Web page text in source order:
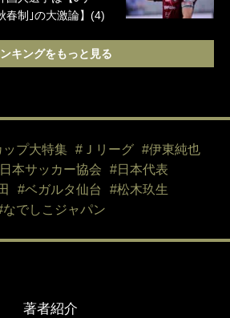
春制｣の大激論】(4)
キングをもっと見る
プ大特集 #Ｊリーグ
#伊東純也
本サッカー協会
#日本代表
#ベガルタ仙台
#松木玖生
なでしこジャパン
著者紹介